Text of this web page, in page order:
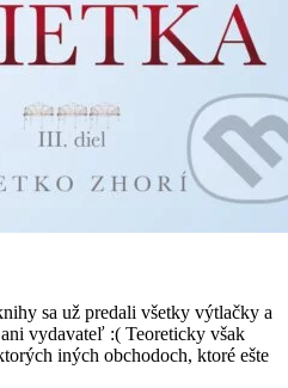
sa už predali všetky výtlačky a
vydavateľ :( Teoreticky však
iných obchodoch, ktoré ešte